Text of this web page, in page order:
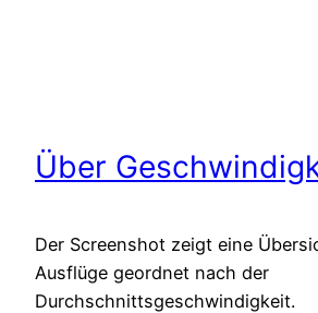
Über
Der Screenshot zeigt eine
Ausflüge geordnet nach der
Durchschnittsgeschwindigkeit.